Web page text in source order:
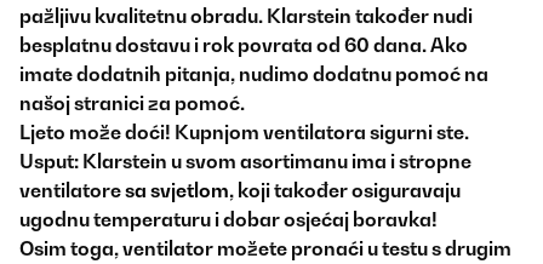
pažljivu kvalitetnu obradu. Klarstein također nudi
besplatnu dostavu i rok povrata od 60 dana. Ako
imate dodatnih pitanja, nudimo dodatnu pomoć na
našoj stranici za pomoć.
Ljeto može doći! Kupnjom ventilatora sigurni ste.
Usput: Klarstein u svom asortimanu ima i stropne
ventilatoresa svjetlom, koji također osiguravaju
ugodnu temperaturu i dobar osjećaj boravka!
Osim toga, ventilator možete pronaći u testu s drugim